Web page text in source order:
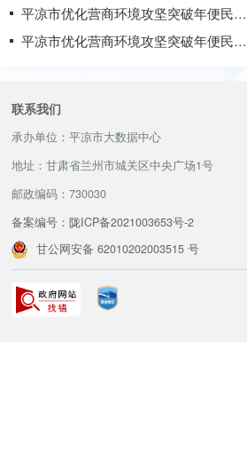
平凉市优化营商环境攻坚突破年便民利企手册（之二）——平凉市发展改革委政务服务指南
平凉市优化营商环境攻坚突破年便民利企手册（之一）——政府定价项目（2023版）
联系我们
承办单位：平凉市大数据中心
地址：甘肃省兰州市城关区中央广场1号
邮政编码：730030
备案编号：陇ICP备2021003653号-2
甘公网安备 62010202003515 号